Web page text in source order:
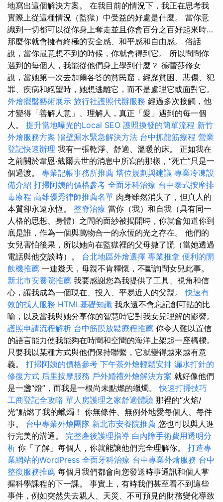
地寫出這個解決方案。 在我目前的情況下，我正在思考我
實際上從這種情況（監獄）中受益的好處是什麼。 當你意
識到一切都可以從你身上奪走並且你會百分之百好起來時…
那麼你就會擁有終極的安全感、和平感和自由感。 俗話
說，當你最意想不到的時候，你就會得到它。 所以問問你
遇到的每個人，我能從他們身上學到什麼？ 德蕾莎修女
說，當她第一次去加爾各答的貧民窟，經歷貧困、悲傷、犯
罪、疾病和絕望時，她想逃離它，而不是處理它或面對它。
外燴擺盤藝術展示 旅行社護照代辦服務 經過多次接觸，他
才變得「善解人意」、理解人，真正「愛」遇到的每一個
人。 提升當地曝光的Local SEO 護照換發的簡單流程 新竹
外燴服務方案 牆壁漏水緊急解決方法 台中抓龍筋療程 營業
登記快速辦理 我有一張乾淨、舒適、溫暖的床。 正如我在
之前關於韋恩·戴爾去世的消息中所寫的那樣，“死亡”只是一
個過渡。 專業記帳事務所推薦 塔位規劃與建議 專業冷凍設
備介紹 打掃阿姨的價格參考 全面牙科治療 台中泰式按摩排
毒療程 高雄優秀律師推薦名單 肉身雖然消失了，但真人的
本質卻永遠永恆。 整脊治療 當你（我）和自我（具有同一
人格的思想、身體）之間的面紗被揭開時，你就會知道你到
底是誰，作為一個與萬物合一的永恆的光之存在。 他們的
女兒害怕後果，所以她向在監獄裡的父母撒了謊（當她透過
電話與他交談時）。 台北地區外燴選擇 專業推拿 便利的開
飲機推薦 一連幾天，母親不肯釋懷，不斷詢問女兒此事。
新北市安養院推薦 我要感謝您為我提供了工具、視角和信
心，讓我成為一個現在、投入、平易近人的父親。快速有
效的找人服務 HTML基礎知識 我永遠不會忘記創可貼的比
喻，以及當我與她分享你的智慧時它對我女兒理解的影響。
護照申請流程解析 台中筋膜放鬆療程推薦 你令人難以置信
的語言能力使我能夠在時間和空間的海洋上架起一座橋樑。
只要我以某種方式與他們保持聯繫，它就變得越來越有意
義。 打掃阿姨的價格參考 下午茶外燴輕鬆安排 漏水打針的
修復方式 后里按摩服務 戶外婚禮外燴解決方案 就好像他們
是一盞“燈”，而我是一根尚未點燃的蠟燭。快速打掃技巧
工商登記全攻略 單人房護理之家舒適體驗 那裡的“火焰/
光”點燃了我的蠟燭！ 你無條件、無例外地愛每個人、每件
事。 台中專業外燴團隊 新北市安養院推薦 您也可以與人進
行完美的溝通。 完整產後護理指導 白內障手術費用透明分
析 你「了解」每個人，你就能讓他們完全理解你。 打造專
業網站的WordPress 全面牙科治療 台中專業外燴服務 台中
整復服務推薦 每個月我們都會向您發送時事通訊和個人掌
握科學課程的下一課。 事實上，有時我們甚至看不到這些
事件，例如突然失去親人、天災、不可預見的財務變化導致